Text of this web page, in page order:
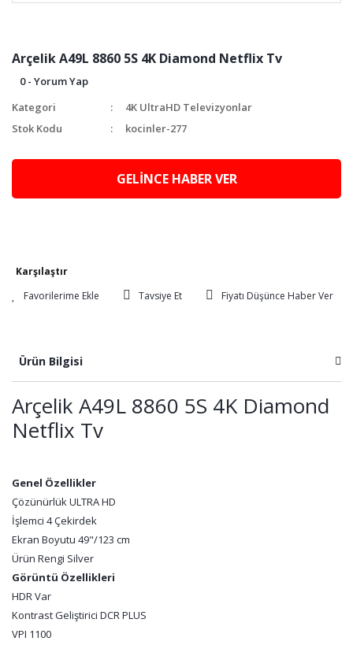
Arçelik A49L 8860 5S 4K Diamond Netflix Tv
0 - Yorum Yap
Kategori
4K UltraHD Televizyonlar
Stok Kodu
kocinler-277
GELİNCE HABER VER
Karşılaştır
Tavsiye Et
Fiyatı Düşünce Haber Ver
Ürün Bilgisi
Arçelik A49L 8860 5S 4K Diamond
Netflix Tv
Genel Özellikler
Çözünürlük ULTRA HD
İşlemci 4 Çekirdek
Ekran Boyutu 49"/123 cm
Ürün Rengi Silver
Görüntü Özellikleri
HDR Var
Kontrast Geliştirici DCR PLUS
VPI 1100